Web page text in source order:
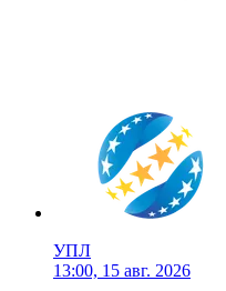
УПЛ
13:00, 15 авг. 2026